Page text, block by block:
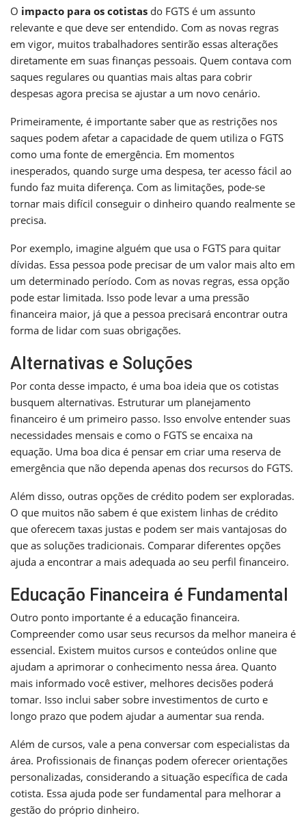
O impacto para os cotistas do FGTS é um assunto
relevante e que deve ser entendido. Com as novas regras
em vigor, muitos trabalhadores sentirão essas alterações
diretamente em suas finanças pessoais. Quem contava com
saques regulares ou quantias mais altas para cobrir
despesas agora precisa se ajustar a um novo cenário.
Primeiramente, é importante saber que as restrições nos
saques podem afetar a capacidade de quem utiliza o FGTS
como uma fonte de emergência. Em momentos
inesperados, quando surge uma despesa, ter acesso fácil ao
fundo faz muita diferença. Com as limitações, pode-se
tornar mais difícil conseguir o dinheiro quando realmente se
precisa.
Por exemplo, imagine alguém que usa o FGTS para quitar
dívidas. Essa pessoa pode precisar de um valor mais alto em
um determinado período. Com as novas regras, essa opção
pode estar limitada. Isso pode levar a uma pressão
financeira maior, já que a pessoa precisará encontrar outra
forma de lidar com suas obrigações.
Alternativas e Soluções
Por conta desse impacto, é uma boa ideia que os cotistas
busquem alternativas. Estruturar um planejamento
financeiro é um primeiro passo. Isso envolve entender suas
necessidades mensais e como o FGTS se encaixa na
equação. Uma boa dica é pensar em criar uma reserva de
emergência que não dependa apenas dos recursos do FGTS.
Além disso, outras opções de crédito podem ser exploradas.
O que muitos não sabem é que existem linhas de crédito
que oferecem taxas justas e podem ser mais vantajosas do
que as soluções tradicionais. Comparar diferentes opções
ajuda a encontrar a mais adequada ao seu perfil financeiro.
Educação Financeira é Fundamental
Outro ponto importante é a educação financeira.
Compreender como usar seus recursos da melhor maneira é
essencial. Existem muitos cursos e conteúdos online que
ajudam a aprimorar o conhecimento nessa área. Quanto
mais informado você estiver, melhores decisões poderá
tomar. Isso inclui saber sobre investimentos de curto e
longo prazo que podem ajudar a aumentar sua renda.
Além de cursos, vale a pena conversar com especialistas da
área. Profissionais de finanças podem oferecer orientações
personalizadas, considerando a situação específica de cada
cotista. Essa ajuda pode ser fundamental para melhorar a
gestão do próprio dinheiro.